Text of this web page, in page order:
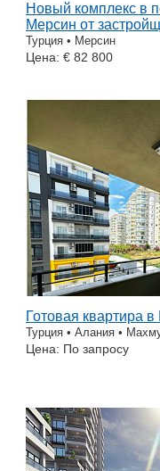
Новый комплекс в
Мерсин от
Турция • Мерсин
Цена: € 82 800
Готовая квартира
Турция • Алания •
Цена: По запросу